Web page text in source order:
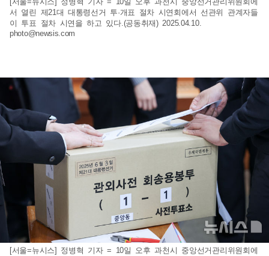
서 열린 제21대 대통령선거 투·개표 절차 시연회에서 선관위 관계자들
이 투표 절차 시연을 하고 있다.(공동취재) 2025.04.10.
photo@newsis.com
[서울=뉴시스] 정병혁 기자 = 10일 오후 과천시 중앙선거관리위원회에